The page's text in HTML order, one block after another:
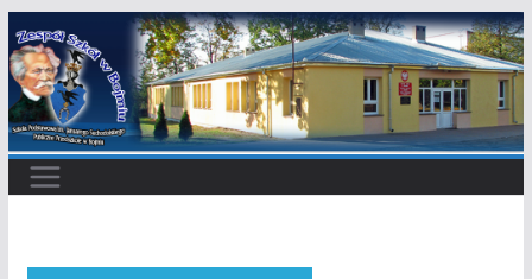
Przejdź
do
treści